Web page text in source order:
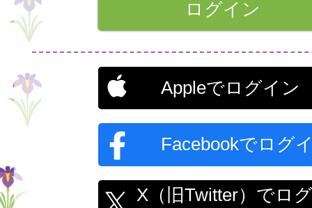
Appleでログイン
Facebookでログ
X（旧Twitter）でロ